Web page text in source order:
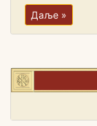
Даље »